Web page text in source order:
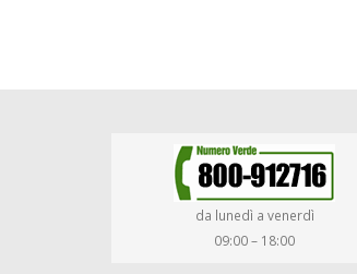
da lunedì a venerdì
09:00 – 18:00